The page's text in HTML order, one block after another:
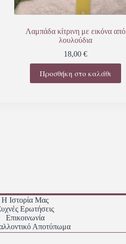
Λαμπάδα κίτρινη με εικόνα από
λουλούδια
18,00 €
Προσθήκη στο καλάθι
Η Ιστορία Μας
Ερωτήσεις
Επικοινωνία
Αποτύπωμα